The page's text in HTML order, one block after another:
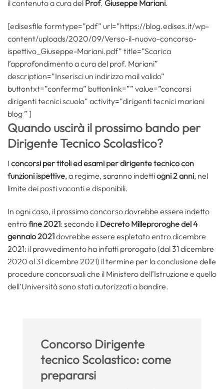
il contenuto a cura del Prof. Giuseppe Mariani.
[edisesfile formtype=”pdf” url=”https://blog.edises.it/wp-
content/uploads/2020/09/Verso-il-nuovo-concorso-
ispettivo_Giuseppe-Mariani.pdf” title=”Scarica
l’approfondimento a cura del prof. Mariani”
description=”Inserisci un indirizzo mail valido”
buttontxt=”conferma” buttonlink=”” value=”concorsi
dirigenti tecnici scuola” activity=”dirigenti tecnici mariani
blog ” ]
Quando uscirà il prossimo bando per
Dirigente Tecnico Scolastico?
I concorsi per titoli ed esami per dirigente tecnico con
funzioni ispettive, a regime, saranno indettiogni 2 anni, nel
limite dei posti vacanti e disponibili.
In ogni caso, il prossimo concorso dovrebbe essere indetto
entrofine 2021: secondo il Decreto Milleproroghe del 4
gennaio 2021dovrebbe essere espletato entro dicembre
2021: il provvedimento ha infatti prorogato (dal 31 dicembre
2020 al 31 dicembre 2021) il termine per la conclusione delle
procedure concorsuali che il Ministero dell’Istruzione e quello
dell’Università sono stati autorizzati a bandire.
Concorso Dirigente
tecnico Scolastico: come
prepararsi